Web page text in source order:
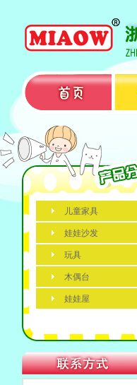
儿童家具
娃娃沙发
玩具
木偶台
娃娃屋